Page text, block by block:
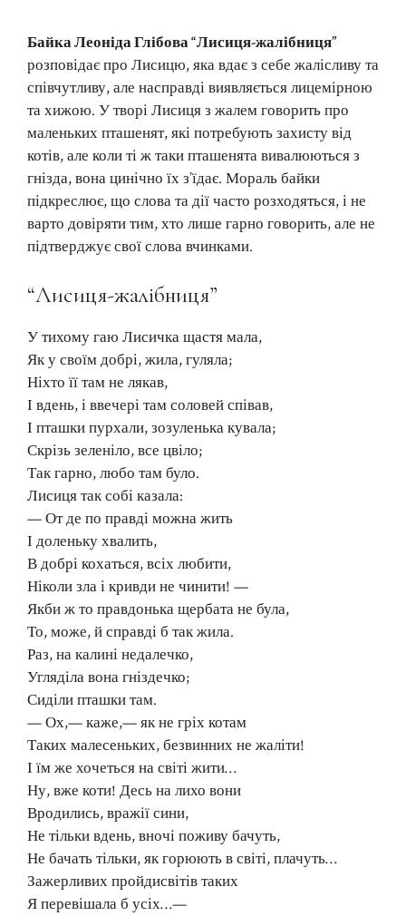
Байка Леоніда Глібова “Лисиця-жалібниця”
розповідає про Лисицю, яка вдає з себе жалісливу та
співчутливу, але насправді виявляється лицемірною
та хижою. У творі Лисиця з жалем говорить про
маленьких пташенят, які потребують захисту від
котів, але коли ті ж таки пташенята вивалюються з
гнізда, вона цинічно їх з’їдає. Мораль байки
підкреслює, що слова та дії часто розходяться, і не
варто довіряти тим, хто лише гарно говорить, але не
підтверджує свої слова вчинками.
“Лисиця-жалібниця”
У тихому гаю Лисичка щастя мала,
Як у своїм добрі, жила, гуляла;
Ніхто її там не лякав,
І вдень, і ввечері там соловей співав,
І пташки пурхали, зозуленька кувала;
Скрізь зеленіло, все цвіло;
Так гарно, любо там було.
Лисиця так собі казала:
— От де по правді можна жить
І доленьку хвалить,
В добрі кохаться, всіх любити,
Ніколи зла і кривди не чинити! —
Якби ж то правдонька щербата не була,
То, може, й справді б так жила.
Раз, на калині недалечко,
Угляділа вона гніздечко;
Сиділи пташки там.
— Ох,— каже,— як не гріх котам
Таких малесеньких, безвинних не жаліти!
І їм же хочеться на світі жити…
Ну, вже коти! Десь на лихо вони
Вродились, вражії сини,
Не тільки вдень, вночі поживу бачуть,
Не бачать тільки, як горюють в світі, плачуть…
Зажерливих пройдисвітів таких
Я перевішала б усіх…—